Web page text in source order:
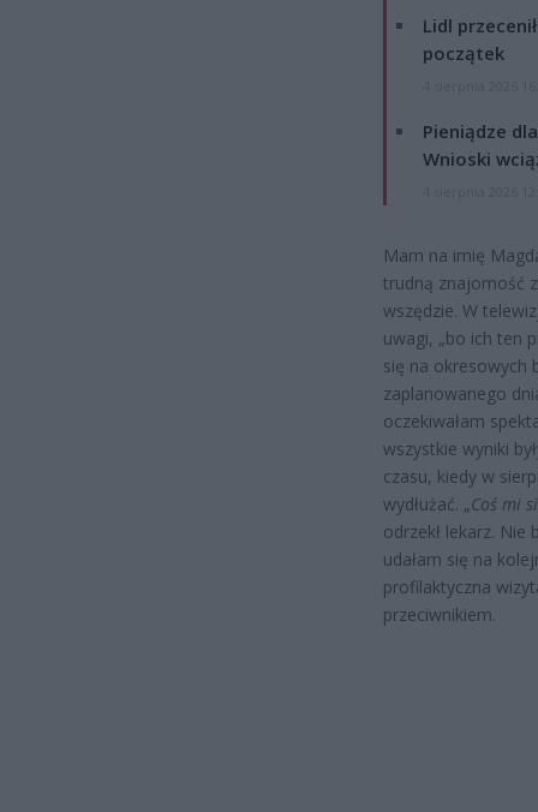
Lidl
początek
Pieniądze
Wnioski
Mam na imię
trudną znajomość
wszędzie. W
uwagi, „bo ich ten
się na okresowych
zaplanowanego
oczekiwałam
wszystkie wyniki
czasu, kiedy w
wydłużać. „Coś mi
odrzekł lekarz. Nie
udałam się na
profilaktyczna
przeciwnikiem.